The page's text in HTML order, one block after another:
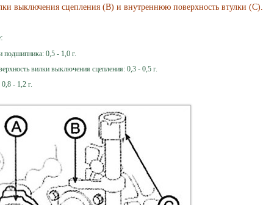
выключения сцепления (В) и внутреннюю поверхность втулки (С).
подшипника: 0,5 - 1,0 г.
вилки выключения сцепления: 0,3 - 0,5 г.
- 1,2 г.